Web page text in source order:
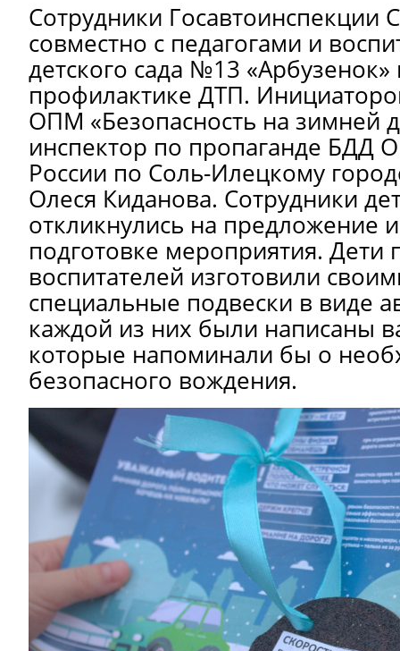
Сотрудники Госавтоинспекции
совместно с педагогами и
детского сада №13
профилактике ДТП.
ОПМ «Безопасность на зимней
инспектор по пропаганде
России по Соль-Илецкому
Олеся Киданова. Сотрудники
откликнулись на предложение
подготовке мероприятия. Дети
воспитателей изготовили
специальные подвески в виде
каждой из них были написаны
которые напоминали бы о
безопасного вождения.